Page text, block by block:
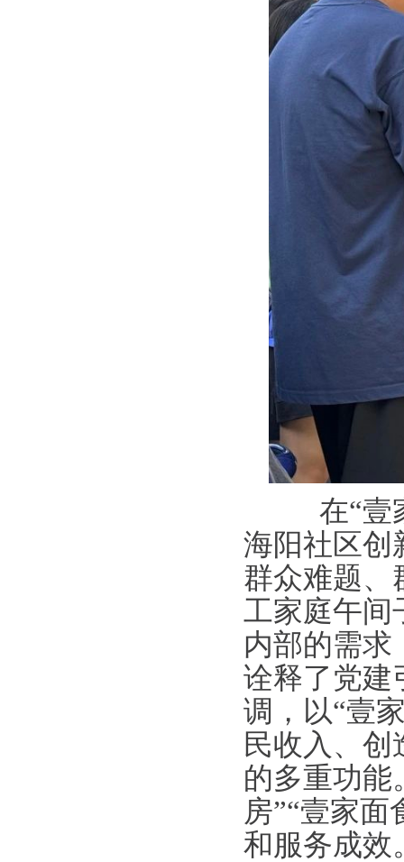
在“壹家
海阳社区创
群众难题、
工家庭午间
内部的需求
诠释了党建
调，以“壹
民收入、
的多重功能
房”“壹家
和服务成效